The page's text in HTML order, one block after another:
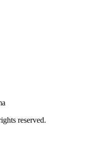
reserved.